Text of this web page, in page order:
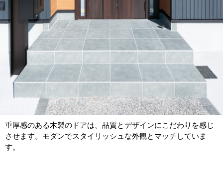
重厚感のある木製のドアは、品質とデザインにこだわりを感じ
させます。モダンでスタイリッシュな外観とマッチしていま
す。